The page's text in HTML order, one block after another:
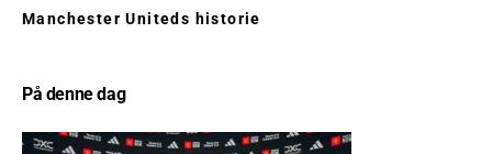
Manchester Uniteds historie
På denne dag